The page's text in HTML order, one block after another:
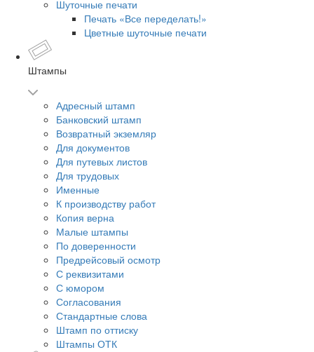
Шуточные печати
Печать «Все переделать!»
Цветные шуточные печати
Штампы
Адресный штамп
Банковский штамп
Возвратный экземляр
Для документов
Для путевых листов
Для трудовых
Именные
К производству работ
Копия верна
Малые штампы
По доверенности
Предрейсовый осмотр
С реквизитами
С юмором
Согласования
Стандартные слова
Штамп по оттиску
Штампы ОТК